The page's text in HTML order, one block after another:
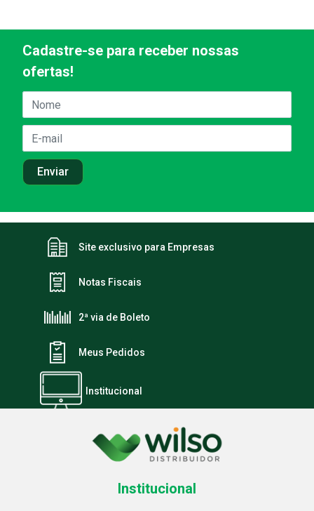
Cadastre-se para receber nossas
ofertas!
Site exclusivo para Empresas
Notas Fiscais
2ª via de Boleto
Meus Pedidos
Institucional
Institucional